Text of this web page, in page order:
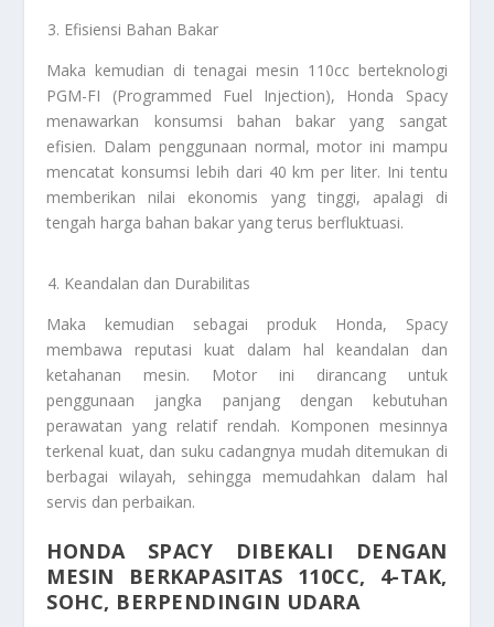
Efisiensi Bahan Bakar
Maka kemudian di tenagai mesin 110cc berteknologi
PGM-FI (Programmed Fuel Injection), Honda Spacy
menawarkan konsumsi bahan bakar yang sangat
efisien. Dalam penggunaan normal, motor ini mampu
mencatat konsumsi lebih dari 40 km per liter. Ini tentu
memberikan nilai ekonomis yang tinggi, apalagi di
tengah harga bahan bakar yang terus berfluktuasi.
Keandalan dan Durabilitas
Maka kemudian sebagai produk Honda, Spacy
membawa reputasi kuat dalam hal keandalan dan
ketahanan mesin. Motor ini dirancang untuk
penggunaan jangka panjang dengan kebutuhan
perawatan yang relatif rendah. Komponen mesinnya
terkenal kuat, dan suku cadangnya mudah ditemukan di
berbagai wilayah, sehingga memudahkan dalam hal
servis dan perbaikan.
HONDA SPACY DIBEKALI DENGAN
MESIN BERKAPASITAS 110CC, 4-TAK,
SOHC, BERPENDINGIN UDARA